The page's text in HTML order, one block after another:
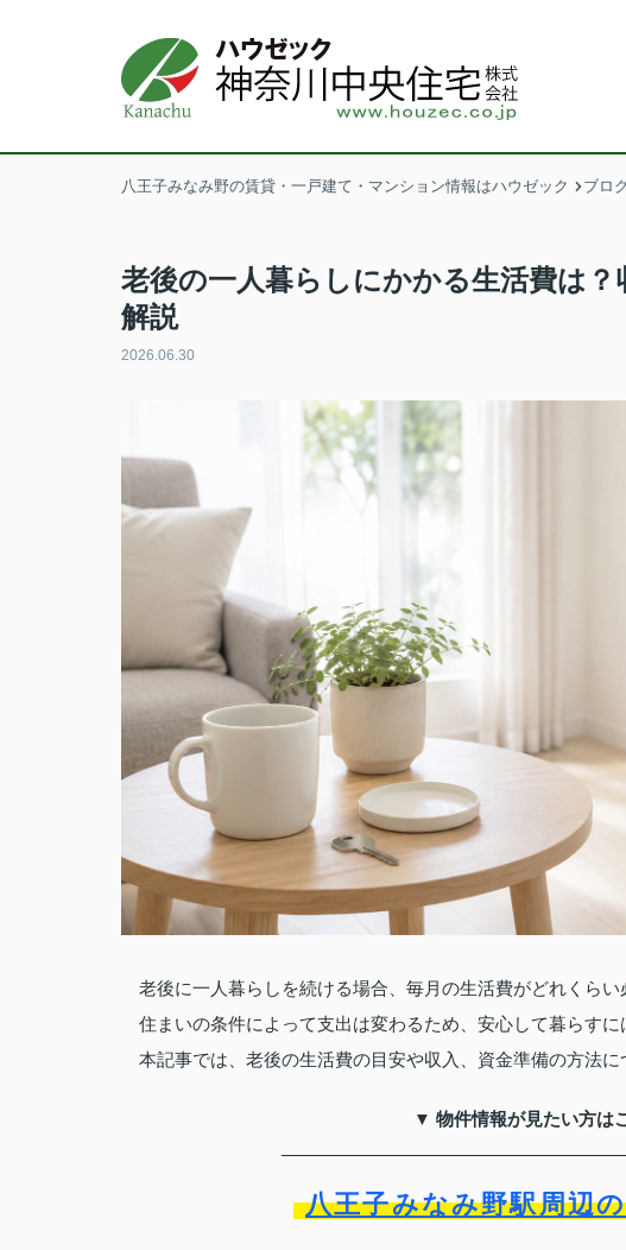
八王子みなみ野の賃貸・一戸建て・マンション情報はハウゼック ブロ
老後の一人暮らしにかかる生活費は
解説
2026.06.30
老後に一人暮らしを続ける場合、毎月の生活費がどれくら
住まいの条件によって支出は変わるため、安心して暮らすに
本記事では、老後の生活費の目安や収入、資金準備の方法に
▼ 物件情報が見たい方は
八王子みなみ野駅周辺